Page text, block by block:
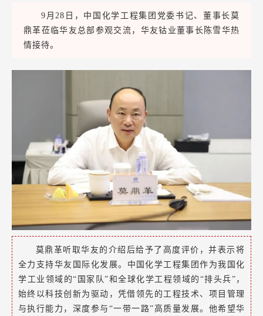
9月28日，中国化学工程集团党委书记、董事长莫
鼎革莅临华友总部 参观交流， 华友钴业董事长陈雪华热
情接待。
莫鼎革听取华友的介绍后给予了高度评价，并表示将
全力支持华友国际化发展。 中国化学工程集团作为我国化
学工业领域的“国家队”和全球化学工程领域的“排头兵”，
始终以科技创新为驱动，凭借领先的工程技术、项目管理
与执行能力，深度参与“一带一路”高质量发展。他希望华